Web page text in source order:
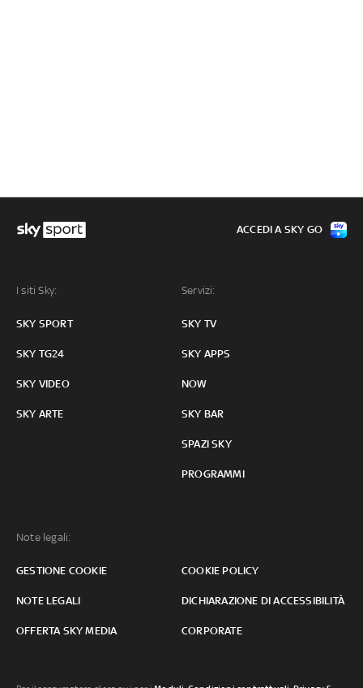
I siti Sky:
SKY SPORT
SKY TG24
SKY VIDEO
SKY ARTE
Servizi:
SKY TV
SKY APPS
NOW
SKY BAR
SPAZI SKY
PROGRAMMI
Note legali:
GESTIONE COOKIE COOKIE POLICY
NOTE LEGALI DICHIARAZIONE DI ACCESSIBILITÀ
OFFERTA SKY MEDIA CORPORATE
ACCEDI A SKY GO